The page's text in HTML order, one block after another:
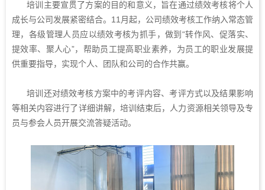
培训主要宣贯了方案的目的和意义，旨在通过绩效考核将个人
成长与公司发展紧密结合。11月起，公司绩效考核工作纳入常态管
理，各级管理人员应以绩效考核为抓手，做到“转作风、促落实、
提效率、聚人心”，帮助员工提高职业素养，为员工的职业发展提
供重要指导，实现个人、团队和公司的合作共赢。
培训还对绩效考核方案中的考评内容、考评方式以及结果影响
等相关内容进行了详细讲解，培训结束后，人力资源相关领导及专
员与参会人员开展交流答疑活动。